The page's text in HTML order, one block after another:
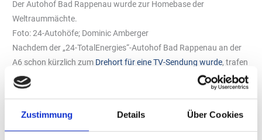
Zustimmung Details Über Cookies
Der Autohof Bad Rappenau wurde zur Homebase der
Weltraummächte.
Foto: 24-Autohöfe; Dominic Amberger
Nachdem der „24-TotalEnergies“-Autohof Bad Rappenau an der
A6 schon kürzlich zum Drehort für eine TV-Sendung wurde, trafen
sich dort nun erneut außergewöhnliche, galaktische Gäste. Bei
einer zweitägigen Science-Fiction-Show strömten hunderte „Star
Reihen, Lichtschwerter funkelten und das alles nur aus einem
Grund: Der ikonische Original Film-Bikini, den Prinzessin Leia in